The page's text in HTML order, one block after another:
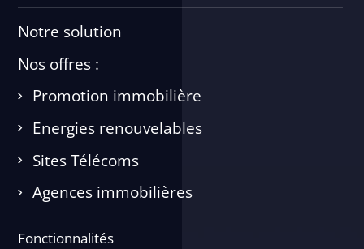
Notre solution
Nos offres :
Promotion immobilière
Energies renouvelables
Sites Télécoms
Agences immobilières
Fonctionnalités